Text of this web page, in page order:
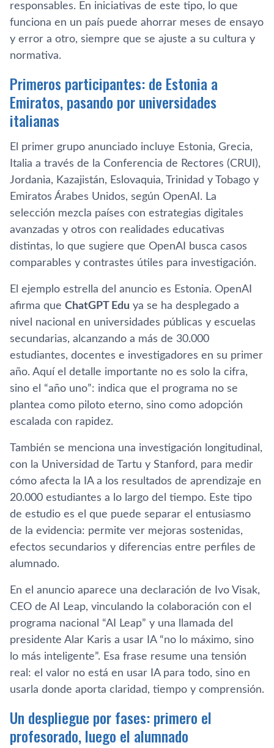
responsables. En iniciativas de este tipo, lo que
funciona en un país puede ahorrar meses de ensayo
y error a otro, siempre que se ajuste a su cultura y
normativa.
Primeros participantes: de Estonia a
Emiratos, pasando por universidades
italianas
El primer grupo anunciado incluye Estonia, Grecia,
Italia a través de la Conferencia de Rectores (CRUI),
Jordania, Kazajistán, Eslovaquia, Trinidad y Tobago y
Emiratos Árabes Unidos, según OpenAI. La
selección mezcla países con estrategias digitales
avanzadas y otros con realidades educativas
distintas, lo que sugiere que OpenAI busca casos
comparables y contrastes útiles para investigación.
El ejemplo estrella del anuncio es Estonia. OpenAI
afirma que ChatGPT Edu ya se ha desplegado a
nivel nacional en universidades públicas y escuelas
secundarias, alcanzando a más de 30.000
estudiantes, docentes e investigadores en su primer
año. Aquí el detalle importante no es solo la cifra,
sino el “año uno”: indica que el programa no se
plantea como piloto eterno, sino como adopción
escalada con rapidez.
También se menciona una investigación longitudinal,
con la Universidad de Tartu y Stanford, para medir
cómo afecta la IA a los resultados de aprendizaje en
20.000 estudiantes a lo largo del tiempo. Este tipo
de estudio es el que puede separar el entusiasmo
de la evidencia: permite ver mejoras sostenidas,
efectos secundarios y diferencias entre perfiles de
alumnado.
En el anuncio aparece una declaración de Ivo Visak,
CEO de AI Leap, vinculando la colaboración con el
programa nacional “AI Leap” y una llamada del
presidente Alar Karis a usar IA “no lo máximo, sino
lo más inteligente”. Esa frase resume una tensión
real: el valor no está en usar IA para todo, sino en
usarla donde aporta claridad, tiempo y comprensión.
Un despliegue por fases: primero el
profesorado, luego el alumnado